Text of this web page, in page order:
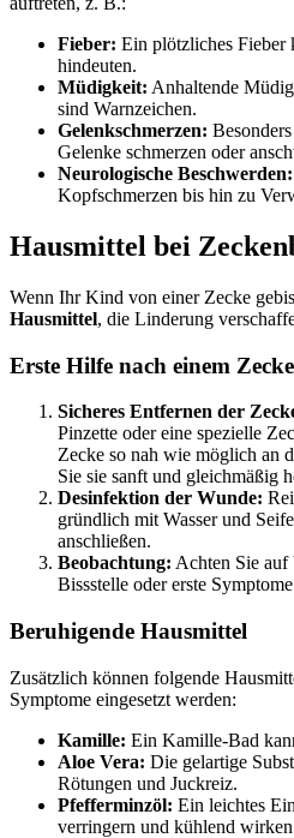
Fieber: Ein plötzliches Fieber
hindeuten.
Müdigkeit: Anhaltende
sind Warnzeichen.
Gelenkschmerzen:
Gelenke schmerzen oder
Neurologische Beschwerden:
Kopfschmerzen bis hin zu
Hausmittel bei
Wenn Ihr Kind von einer Zecke
Hausmittel, die Linderung
Erste Hilfe nach einem
Sicheres Entfernen der
Pinzette oder eine spezielle
Zecke so nah wie möglich an
Sie sie sanft und gleichmäßig
Desinfektion der Wunde:
gründlich mit Wasser und
anschließen.
Beobachtung: Achten Sie auf
Bissstelle oder erste
Beruhigende Hausmittel
Zusätzlich können folgende
Symptome eingesetzt werden:
Kamille: Ein Kamille-Bad
Aloe Vera: Die gelartige
Rötungen und Juckreiz.
Pfefferminzöl: Ein leichtes
verringern und kühlend